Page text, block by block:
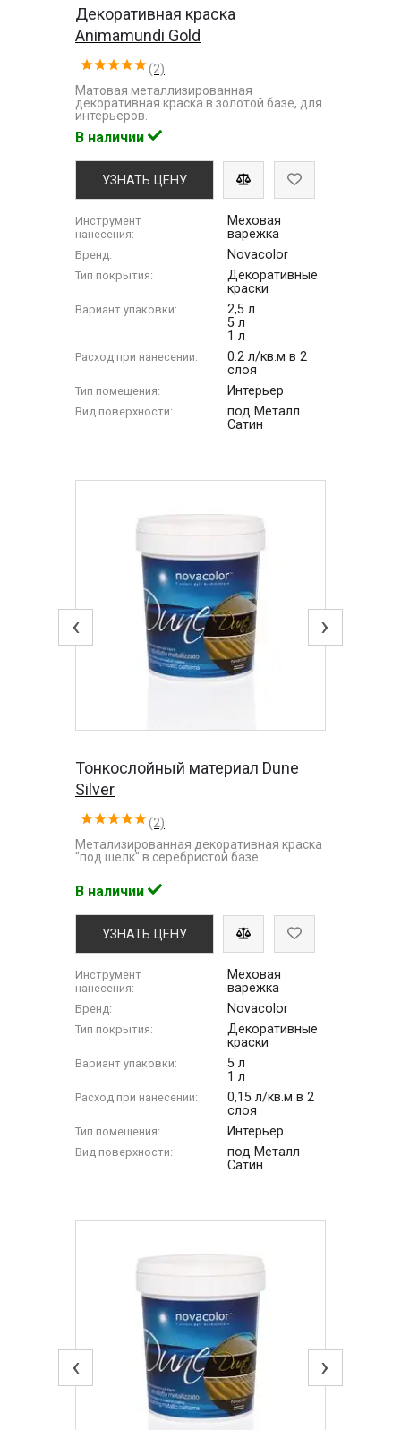
Декоративная краска
Animamundi Gold
(2)
Матовая металлизированная
декоративная краска в золотой базе, для
интерьеров.
В наличии
УЗНАТЬ ЦЕНУ
Инструмент
нанесения:
Меховая
варежка
Бренд: Novacolor
Тип покрытия:
Декоративные
краски
Вариант упаковки:
2,5 л
5 л
1 л
Расход при нанесении:
0.2 л/кв.м в 2
слоя
Тип помещения: Интерьер
Вид поверхности:
под Металл
Сатин
‹ ›
Тонкослойный материал Dune
Silver
(2)
Метализированная декоративная краска
"под шелк" в серебристой базе
В наличии
УЗНАТЬ ЦЕНУ
Инструмент
нанесения:
Меховая
варежка
Бренд: Novacolor
Тип покрытия:
Декоративные
краски
Вариант упаковки:
5 л
1 л
Расход при нанесении:
0,15 л/кв.м в 2
слоя
Тип помещения: Интерьер
Вид поверхности:
под Металл
Сатин
‹ ›